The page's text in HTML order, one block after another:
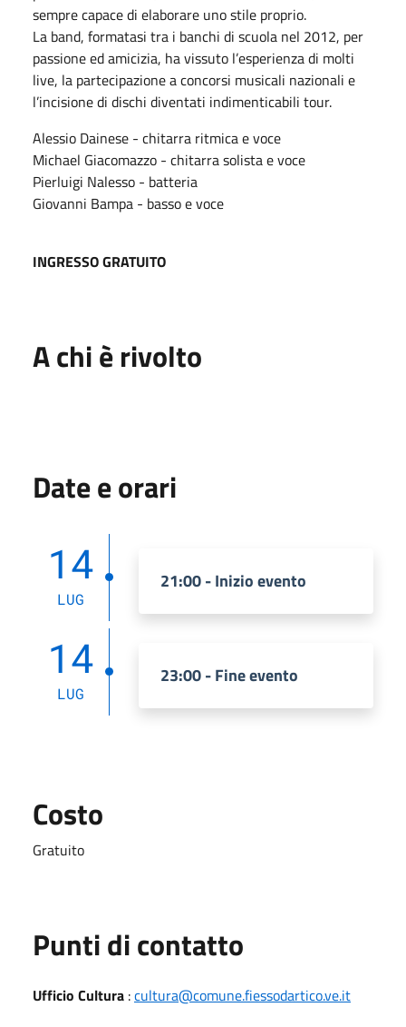
sempre capace di elaborare uno stile proprio.
La band, formatasi tra i banchi di scuola nel 2012, per
passione ed amicizia, ha vissuto l’esperienza di molti
live, la partecipazione a concorsi musicali nazionali e
l’incisione di dischi diventati indimenticabili tour.
Alessio Dainese - chitarra ritmica e voce
Michael Giacomazzo - chitarra solista e voce
Pierluigi Nalesso - batteria
Giovanni Bampa - basso e voce
INGRESSO GRATUITO
A chi è rivolto
Date e orari
14
LUG
21:00 - Inizio evento
14
LUG
23:00 - Fine evento
Costo
Gratuito
Punti di contatto
Ufficio Cultura :cultura@comune.fiessodartico.ve.it